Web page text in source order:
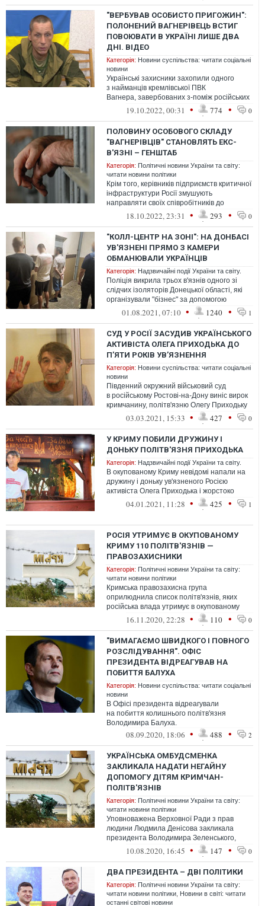
"ВЕРБУВАВ ОСОБИСТО ПРИГОЖИН":
ПОЛОНЕНИЙ ВАГНЕРІВЕЦЬ ВСТИГ
ПОВОЮВАТИ В УКРАЇНІ ЛИШЕ ДВА
ДНІ. ВІДЕО
Категорія: Новини суспільства: читати соціальні
новини
Українські захисники захопили одного
з найманців кремлівської ПВК
Вагнера, завербованих з-поміж російських
в’язнів.19.10.2022, 00:31 • 774 • 0
ПОЛОВИНУ ОСОБОВОГО СКЛАДУ
"ВАГНЕРІВЦІВ" СТАНОВЛЯТЬ ЕКС-
В'ЯЗНІ – ГЕНШТАБ
Категорія: Політичні новини України та світу:
читати новини політики
Крім того, керівників підприємств критичної
інфраструктури Росії змушують
направляти своїх співробітників до
військкоматів.
18.10.2022, 23:31 • 293 • 0
"КОЛЛ-ЦЕНТР НА ЗОНІ": НА ДОНБАСІ
УВ'ЯЗНЕНІ ПРЯМО З КАМЕРИ
ОБМАНЮВАЛИ УКРАЇНЦІВ
Категорія: Надзвичайні події України та світу.
Поліція викрила трьох в'язнів одного зі
слідчих ізоляторів Донецької області, які
організували "бізнес" за допомогою
шахрайських схем
01.08.2021, 07:10 • 1240 • 1
СУД У РОСІЇ ЗАСУДИВ УКРАЇНСЬКОГО
АКТИВІСТА ОЛЕГА ПРИХОДЬКА ДО
П’ЯТИ РОКІВ УВ’ЯЗНЕННЯ
Категорія: Новини суспільства: читати соціальні
новини
Південний окружний військовий суд
в російському Ростові-на-Дону виніс вирок
кримчанину, політв'язню Олегу Приходьку
у вигляді п’яти років ув’язнення в...
03.03.2021, 15:33 • 427 • 0
У КРИМУ ПОБИЛИ ДРУЖИНУ І
ДОНЬКУ ПОЛІТВ'ЯЗНЯ ПРИХОДЬКА
Категорія: Надзвичайні події України та світу.
В окупованому Криму невідомі напали на
дружину і доньку ув'язненого Росією
активіста Олега Приходька і жорстоко
побили їх.04.01.2021, 11:28 • 425 • 1
РОСІЯ УТРИМУЄ В ОКУПОВАНОМУ
КРИМУ 110 ПОЛІТВ'ЯЗНІВ —
ПРАВОЗАХИСНИКИ
Категорія: Політичні новини України та світу:
читати новини політики
Кримська правозахисна група
оприлюднила список політв'язнів, яких
російська влада утримує в окупованому
Криму.16.11.2020, 22:28 • 110 • 0
"ВИМАГАЄМО ШВИДКОГО І ПОВНОГО
РОЗСЛІДУВАННЯ". ОФІС
ПРЕЗИДЕНТА ВІДРЕАГУВАВ НА
ПОБИТТЯ БАЛУХА
Категорія: Новини суспільства: читати соціальні
новини
В Офісі президента відреагували
на побиття колишнього політв'язня
Володимира Балуха.
08.09.2020, 18:06 • 488 • 2
УКРАЇНСЬКА ОМБУДСМЕНКА
ЗАКЛИКАЛА НАДАТИ НЕГАЙНУ
ДОПОМОГУ ДІТЯМ КРИМЧАН-
ПОЛІТВ'ЯЗНІВ
Категорія: Політичні новини України та світу:
читати новини політики
Уповноважена Верховної Ради з прав
людини Людмила Денісова закликала
президента Володимира Зеленського,
уряд України та міжнародні організації
10.08.2020, 16:45 • 147 • 0
ДВА ПРЕЗИДЕНТА – ДВІ ПОЛІТИКИ
Категорія: Політичні новини України та світу:
читати новини політики Новини в світі: читати
останні світові новини